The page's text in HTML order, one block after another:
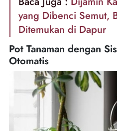
yang Dibenci Semut,
Ditemukan di Dapur
Pot Tanaman dengan
Otomatis